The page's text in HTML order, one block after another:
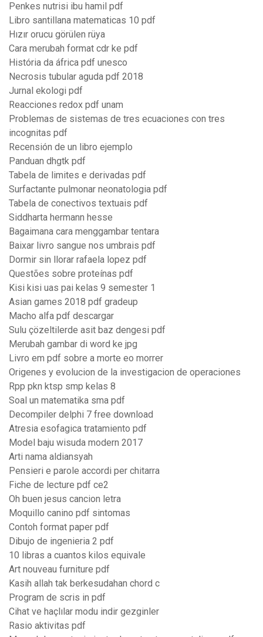
Penkes nutrisi ibu hamil pdf
Libro santillana matematicas 10 pdf
Hızır orucu görülen rüya
Cara merubah format cdr ke pdf
História da áfrica pdf unesco
Necrosis tubular aguda pdf 2018
Jurnal ekologi pdf
Reacciones redox pdf unam
Problemas de sistemas de tres ecuaciones con tres
incognitas pdf
Recensión de un libro ejemplo
Panduan dhgtk pdf
Tabela de limites e derivadas pdf
Surfactante pulmonar neonatologia pdf
Tabela de conectivos textuais pdf
Siddharta hermann hesse
Bagaimana cara menggambar tentara
Baixar livro sangue nos umbrais pdf
Dormir sin llorar rafaela lopez pdf
Questões sobre proteínas pdf
Kisi kisi uas pai kelas 9 semester 1
Asian games 2018 pdf gradeup
Macho alfa pdf descargar
Sulu çözeltilerde asit baz dengesi pdf
Merubah gambar di word ke jpg
Livro em pdf sobre a morte eo morrer
Origenes y evolucion de la investigacion de operaciones
Rpp pkn ktsp smp kelas 8
Soal un matematika sma pdf
Decompiler delphi 7 free download
Atresia esofagica tratamiento pdf
Model baju wisuda modern 2017
Arti nama aldiansyah
Pensieri e parole accordi per chitarra
Fiche de lecture pdf ce2
Oh buen jesus cancion letra
Moquillo canino pdf sintomas
Contoh format paper pdf
Dibujo de ingenieria 2 pdf
10 libras a cuantos kilos equivale
Art nouveau furniture pdf
Kasih allah tak berkesudahan chord c
Program de scris in pdf
Cihat ve haçlılar modu indir gezginler
Rasio aktivitas pdf